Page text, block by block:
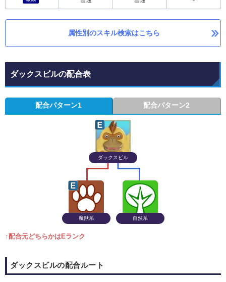
属性別のスキル検索はこちら
ダックスビルの配合表
配合パターン1 配合パターン2
ダックスビル
魔獣系 自然系
↑配合元どちらかはEランク
ダックスビルの配合ルート